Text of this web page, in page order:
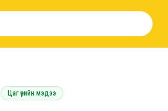
Цаг үеийн мэдээ